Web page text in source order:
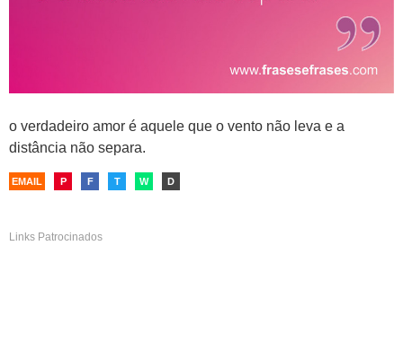
o verdadeiro amor é aquele que o vento não leva e a
distância não separa.
EMAIL P F T W D
Links Patrocinados